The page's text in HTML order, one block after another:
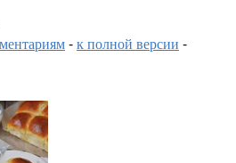
-к полной версии -